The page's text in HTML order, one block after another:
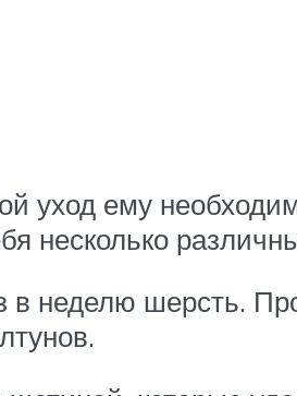
уход ему
несколько
неделю шерсть.